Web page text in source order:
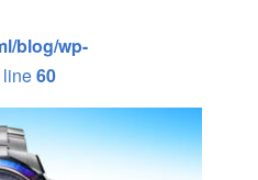
blog/wp-
60